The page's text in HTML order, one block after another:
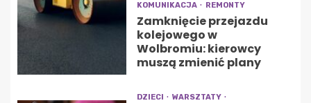
KOMUNIKACJA REMONTY
Zamknięcie przejazdu
kolejowego w
Wolbromiu: kierowcy
muszą zmienić plany
DZIECI WARSZTATY